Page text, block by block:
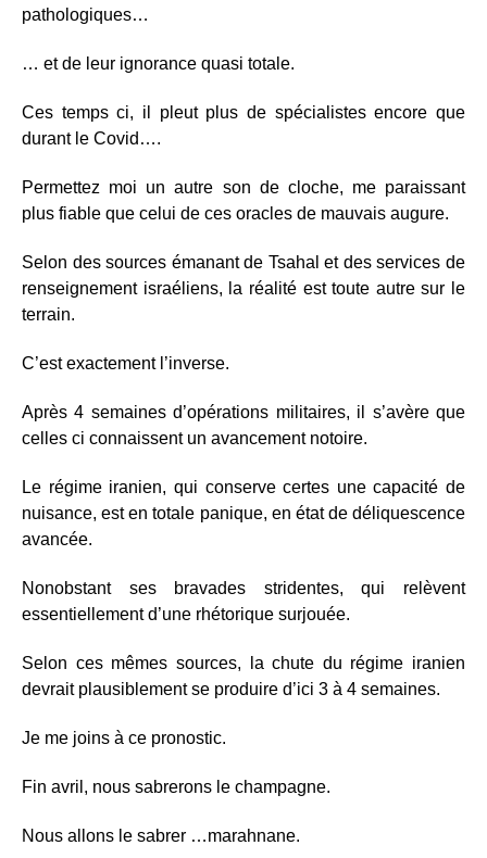
pathologiques…
… et de leur ignorance quasi totale.
Ces temps ci, il pleut plus de spécialistes encore que
durant le Covid….
Permettez moi un autre son de cloche, me paraissant
plus fiable que celui de ces oracles de mauvais augure.
Selon des sources émanant de Tsahal et des services de
renseignement israéliens, la réalité est toute autre sur le
terrain.
C’est exactement l’inverse.
Après 4 semaines d’opérations militaires, il s’avère que
celles ci connaissent un avancement notoire.
Le régime iranien, qui conserve certes une capacité de
nuisance, est en totale panique, en état de déliquescence
avancée.
Nonobstant ses bravades stridentes, qui relèvent
essentiellement d’une rhétorique surjouée.
Selon ces mêmes sources, la chute du régime iranien
devrait plausiblement se produire d’ici 3 à 4 semaines.
Je me joins à ce pronostic.
Fin avril, nous sabrerons le champagne.
Nous allons le sabrer …marahnane.